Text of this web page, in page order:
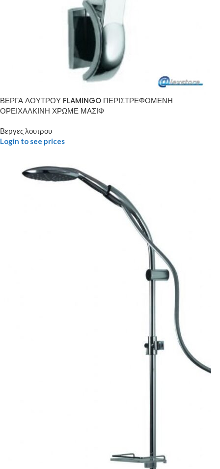
ΒΕΡΓΑ ΛΟΥΤΡΟΥ FLAMINGO ΠΕΡΙΣΤΡΕΦΟΜΕΝΗ
ΟΡΕΙΧΑΛΚΙΝΗ ΧΡΩΜΕ ΜΑΣΙΦ
Βεργες λουτρου
Login to see prices